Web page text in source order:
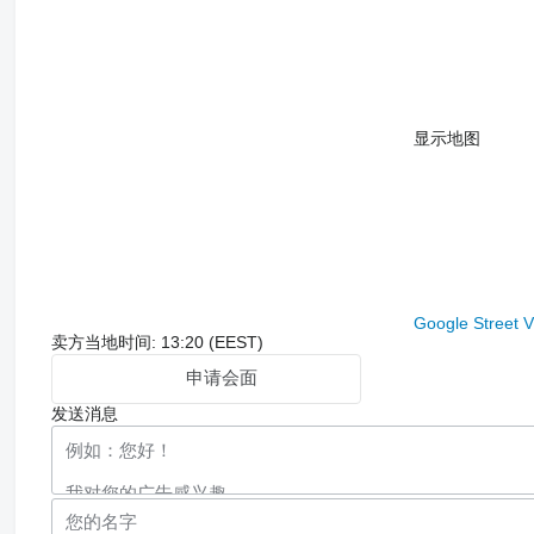
显示地图
Google Street
卖方当地时间: 13:20 (EEST)
申请会面
发送消息